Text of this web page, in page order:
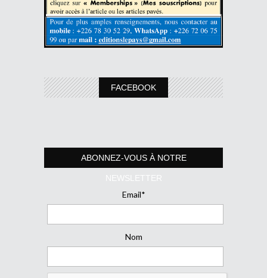
FACEBOOK
ABONNEZ-VOUS À NOTRE
NEWSLETTER
Email*
Nom